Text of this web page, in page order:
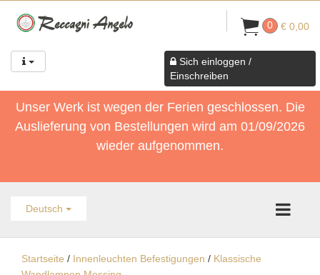
0 € 0,00
Sich einloggen /
Einschreiben
Unser Werk ist wegen der Ferien geschlossen. Die
Auslieferung von Bestellungen wird am 01/09/2026
wieder aufgenommen.
Deutsch
Startseite / Innenleuchten Befestigungen / Klassische